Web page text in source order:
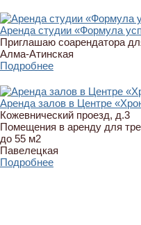
Аренда студии «Формула
Приглашаю соарендатора
Алма-Атинская
Подробнее
Аренда залов в Центре
Кожевнический проезд, д.3
Помещения в аренду для
до 55 м2
Павелецкая
Подробнее